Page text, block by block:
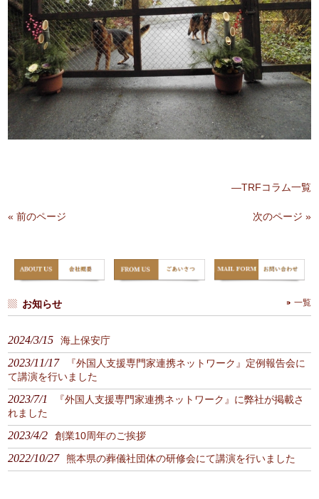
—TRFコラム一覧
« 前のページ 次のページ »
お知らせ 一覧
2024/3/15 海上保安庁
2023/11/17
『外国人支援専門家連携ネットワーク』定例報告会に
て講演を行いました
2023/7/1
『外国人支援専門家連携ネットワーク』に弊社が掲載さ
れました
2023/4/2 創業10周年のご挨拶
2022/10/27 熊本県の葬儀社団体の研修会にて講演を行いました